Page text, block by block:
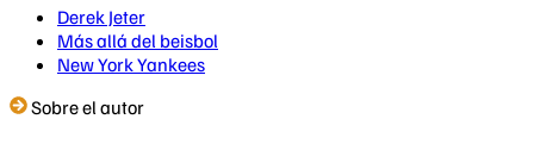
Derek Jeter
Más allá del beisbol
New York Yankees
Sobre el autor